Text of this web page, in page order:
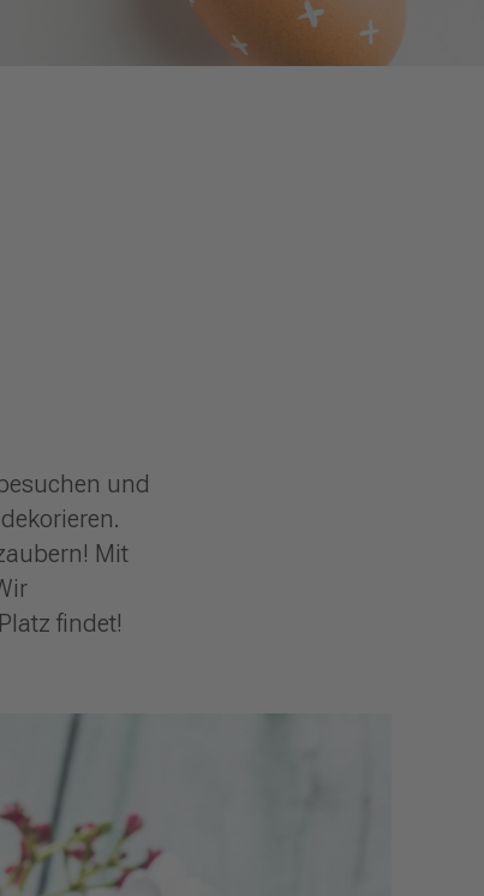
und
Mit
findet!